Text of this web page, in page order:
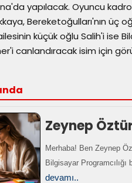
yapılacak. Oyuncu
Bereketoğulları'nın üç
küçük oğlu Salih'i ise
canlandıracak isim için
Zeynep
Merhaba! Ben Zeynep
Bilgisayar
devamı..